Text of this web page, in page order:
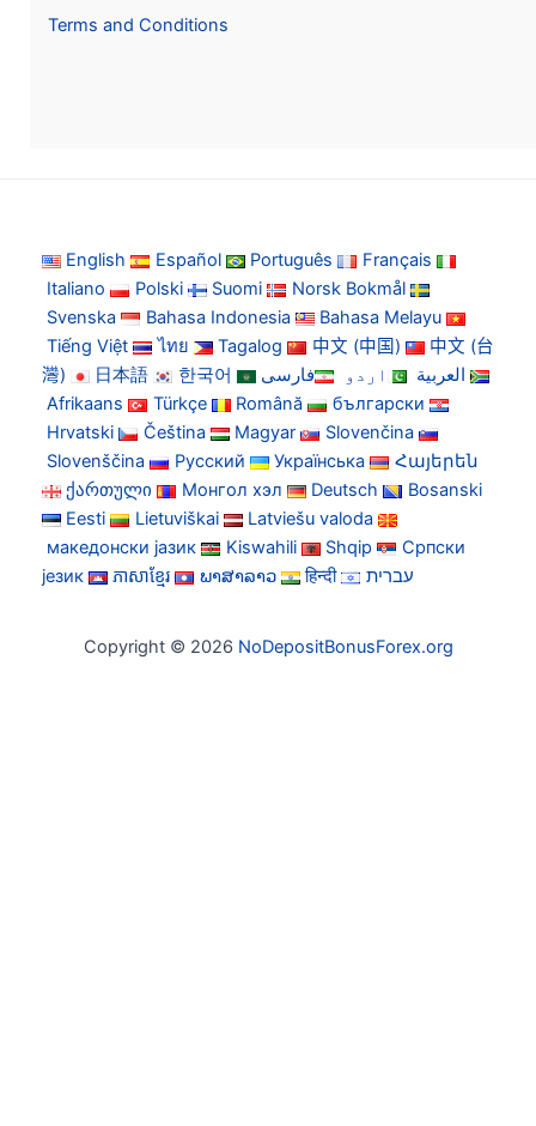
Terms and Conditions
English Español Português
Français
Italiano
Polski Suomi
Norsk Bokmål
Svenska
Bahasa Indonesia
Bahasa Melayu
Tiếng Việt
ไทย Tagalog 中文 (中国)
中文 (台
灣)
日本語 한국어 العربية اردو
فارسی
Afrikaans
Türkçe Română
български
Hrvatski
Čeština Magyar
Slovenčina
Slovenščina
Русский Українська
Հայերեն
ქართული
Монгол хэл Deutsch
Bosanski
Eesti
Lietuviškai
Latviešu valoda
македонски јазик
Kiswahili Shqip
Српски
језик
ភាសាខ្មែរ ພາສາລາວ हिन्दी עברית
Copyright © 2026 NoDepositBonusForex.org